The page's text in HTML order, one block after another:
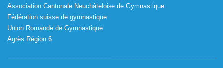
Association Cantonale Neuchâteloise de Gymnastique
Fédération suisse de gymnastique
Union Romande de Gymnastique
Agrès Région 6